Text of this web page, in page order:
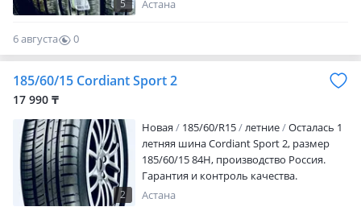
5 Астана
6 августа
0
0
185/60/15 Cordiant Sport 2
17 990 ₸
2
Новая 185/60/R15 летние
Осталась 1
летняя шина Cordiant Sport 2, размер
185/60/15 84H, производство Россия.
Гарантия и контроль качества.
Возможна отправка в регионы. Цена
Астана